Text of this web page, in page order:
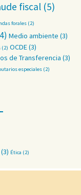
fiscal (5)
forales (2)
Medio ambiente (3)
(2) OCDE(3)
de Transferencia (3)
especiales (2)
(3) Ética (2)